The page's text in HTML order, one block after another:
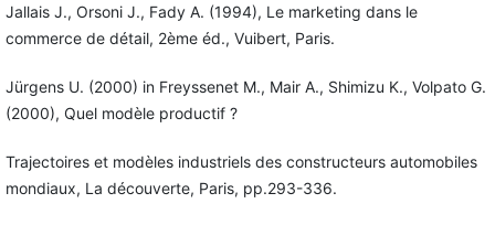
Jallais J., Orsoni J., Fady A. (1994), Le marketing dans le
commerce de détail, 2ème éd., Vuibert, Paris.
Jürgens U. (2000) in Freyssenet M., Mair A., Shimizu K., Volpato G.
(2000), Quel modèle productif ?
Trajectoires et modèles industriels des constructeurs automobiles
mondiaux, La découverte, Paris, pp.293-336.